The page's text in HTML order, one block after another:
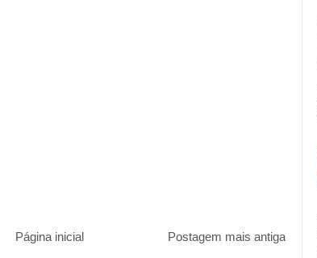
Postagem mais antiga
Página inicial